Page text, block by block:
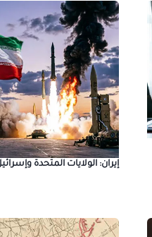
إيران: الولايات المتحدة